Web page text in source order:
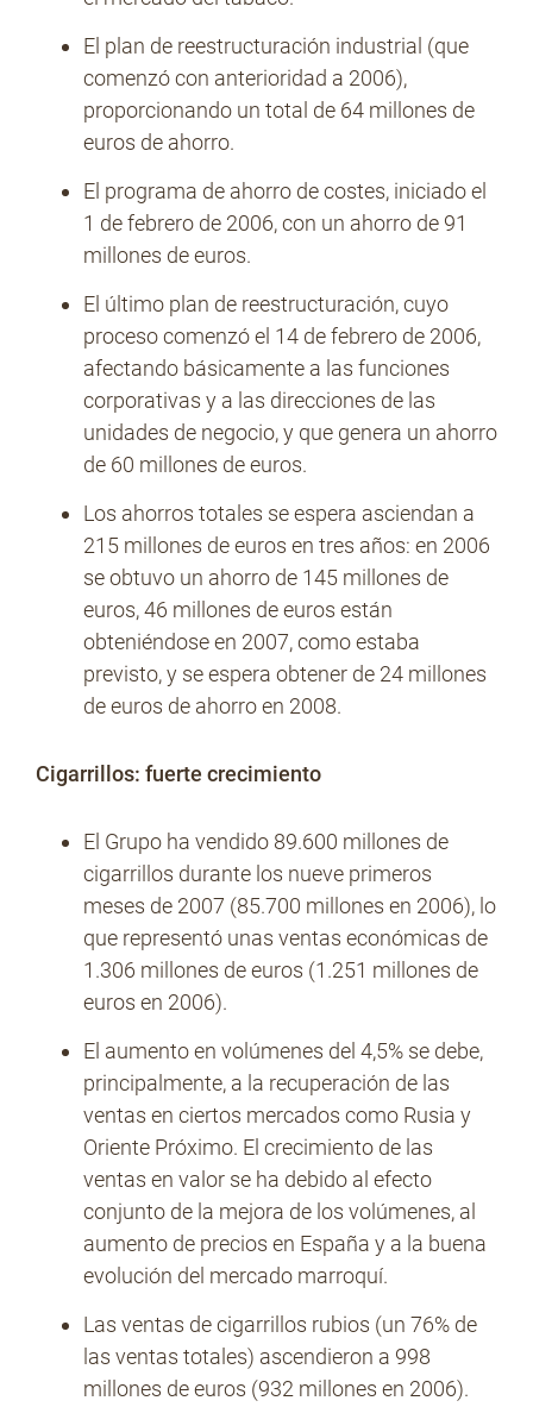
El plan de reestructuración industrial (que
comenzó con anterioridad a 2006),
proporcionando un total de 64 millones de
euros de ahorro.
El programa de ahorro de costes, iniciado el
1 de febrero de 2006, con un ahorro de 91
millones de euros.
El último plan de reestructuración, cuyo
proceso comenzó el 14 de febrero de 2006,
afectando básicamente a las funciones
corporativas y a las direcciones de las
unidades de negocio, y que genera un ahorro
de 60 millones de euros.
Los ahorros totales se espera asciendan a
215 millones de euros en tres años: en 2006
se obtuvo un ahorro de 145 millones de
euros, 46 millones de euros están
obteniéndose en 2007, como estaba
previsto, y se espera obtener de 24 millones
de euros de ahorro en 2008.
Cigarrillos: fuerte crecimiento
El Grupo ha vendido 89.600 millones de
cigarrillos durante los nueve primeros
meses de 2007 (85.700 millones en 2006), lo
que representó unas ventas económicas de
1.306 millones de euros (1.251 millones de
euros en 2006).
El aumento en volúmenes del 4,5% se debe,
principalmente, a la recuperación de las
ventas en ciertos mercados como Rusia y
Oriente Próximo. El crecimiento de las
ventas en valor se ha debido al efecto
conjunto de la mejora de los volúmenes, al
aumento de precios en España y a la buena
evolución del mercado marroquí.
Las ventas de cigarrillos rubios (un 76% de
las ventas totales) ascendieron a 998
millones de euros (932 millones en 2006).